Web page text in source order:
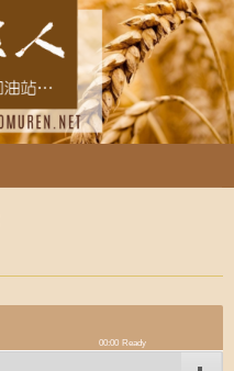
00:00 Ready